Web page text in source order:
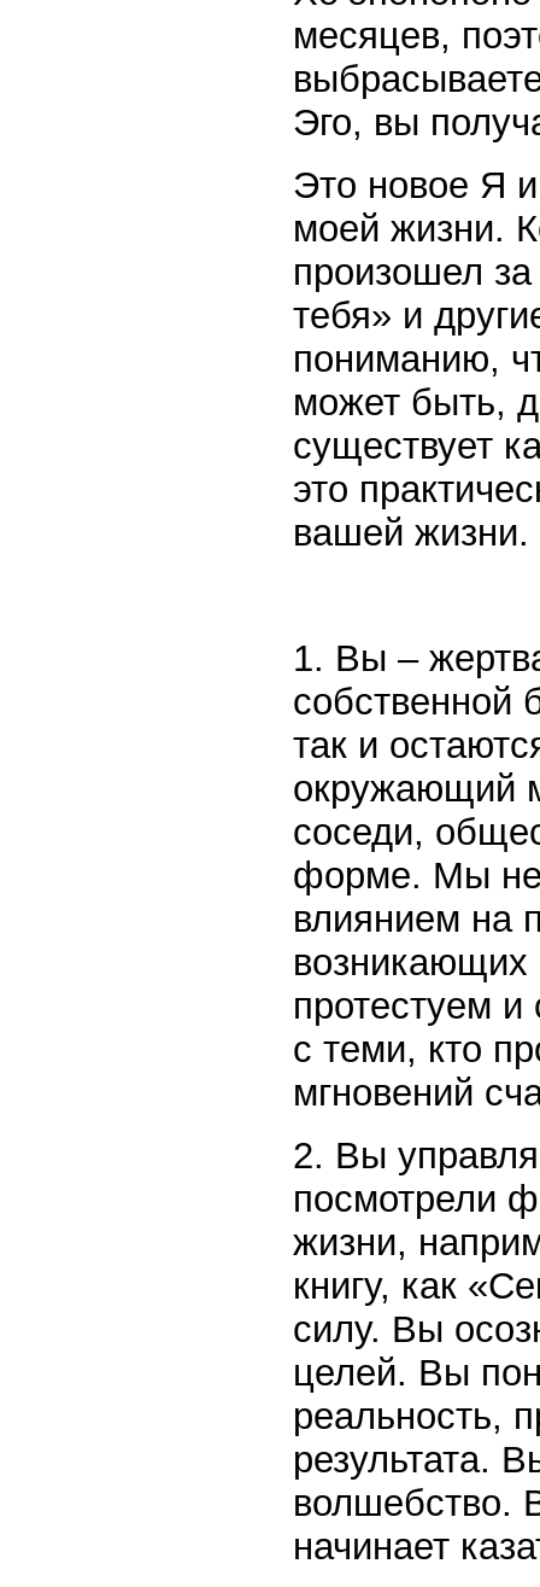
месяцев,
Эго, вы
Это новое Я
моей жизни.
произошел
тебя» и
пониманию,
может быть,
существует
это
вашей жизни.
1. Вы –
собственной
так и
окружающий
соседи,
форме. Мы не
влиянием на
протестуем
с теми, кто
мгновений
2. Вы
посмотрели
жизни,
книгу, как
силу. Вы
целей. Вы
реальность,
результата.
волшебство.
начинает